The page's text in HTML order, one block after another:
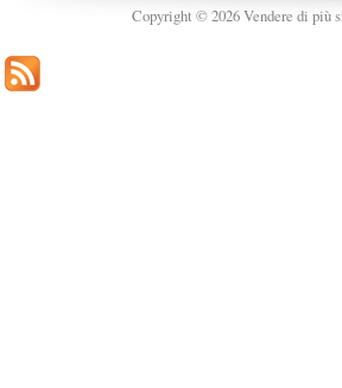
Copyright © 2026 Vendere di più